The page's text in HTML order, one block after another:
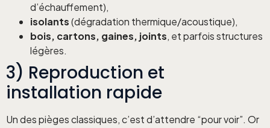
d’échauffement),
isolants(dégradation thermique/acoustique),
bois, cartons, gaines, joints, et parfois structures
légères.
3) Reproduction et
installation rapide
Un des pièges classiques, c’est d’attendre “pour voir”. Or